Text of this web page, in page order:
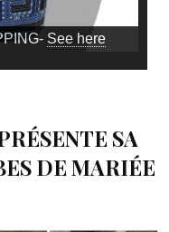
See here
SA
DE MARIÉE